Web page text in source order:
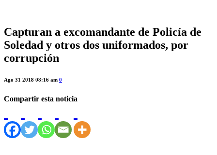
Capturan a excomandante de Policía de
Soledad y otros dos uniformados, por
corrupción
Ago 31 2018 08:16 am 0
Compartir esta noticia